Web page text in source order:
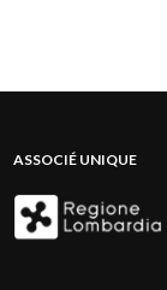
ASSOCIÉ UNIQUE